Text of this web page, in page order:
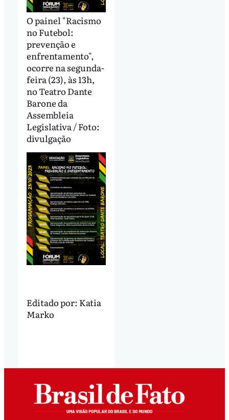
O painel "Racismo
no Futebol:
prevenção e
enfrentamento",
ocorre na segunda-
feira (23), às 13h,
no Teatro Dante
Barone da
Assembleia
Legislativa / Foto:
divulgação
Editado por: Katia
Marko